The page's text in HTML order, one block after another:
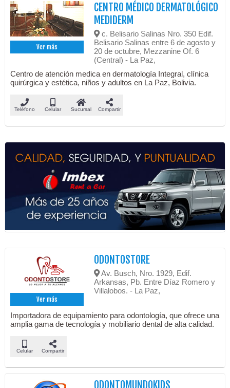
Ver más
CENTRO MÉDICO DERMATOLÓGICO
MEDIDERM
c. Belisario Salinas Nro. 350 Edif.
Belisario Salinas entre 6 de agosto y
20 de octubre, Mezzanine Of. 6
(Central) - La Paz,
Centro de atención medica en dermatología Integral, clínica
quirúrgica y estética, niños y adultos en La Paz, Bolivia.
Teléfono Celular Sucursal Compartir
Ver más
ODONTOSTORE
Av. Busch, Nro. 1929, Edif.
Arkansas, Pb. Entre Díaz Romero y
Villalobos. - La Paz,
Importadora de equipamiento para odontología, que ofrece una
amplia gama de tecnología y mobiliario dental de alta calidad.
Celular Compartir
ODONTOMUNDOKIDS